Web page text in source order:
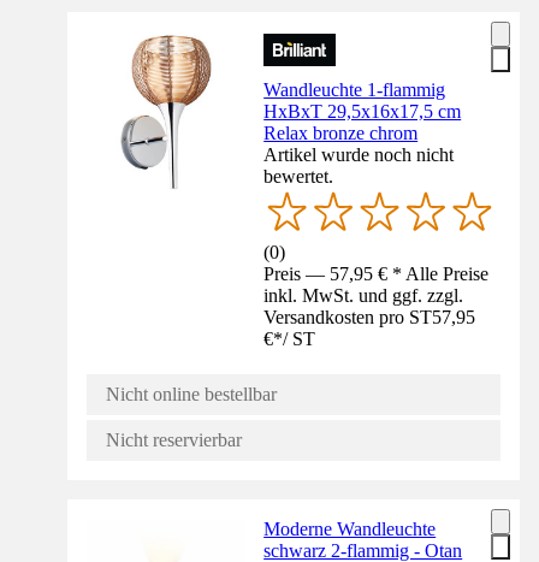
Wandleuchte 1-flammig
HxBxT 29,5x16x17,5 cm
Relax bronze chrom
Artikel wurde noch nicht
bewertet.
(0)
Preis — 57,95 € * Alle Preise
inkl. MwSt. und ggf. zzgl.
Versandkosten pro ST57,95
€*/ ST
Nicht online bestellbar
Nicht reservierbar
Moderne Wandleuchte
schwarz 2-flammig - Otan